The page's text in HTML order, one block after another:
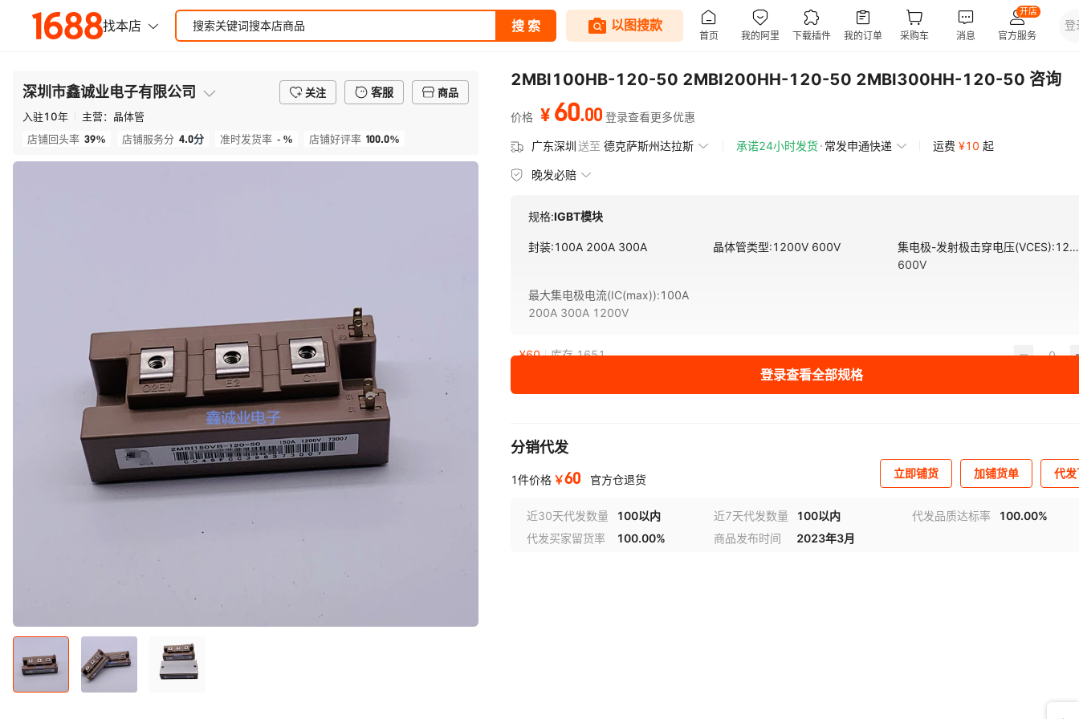
深圳市鑫诚业电子有限公司 关注 客服
商品
入驻10年 主营： 晶体管
店铺回头率 39% 店铺服务分 4.0分 准时发货率 - % 店铺好评率 100.0%
2MBI100HB-120-50 2MBI200HH-120-50 2MBI300HH-120-50 咨询
价格 ¥ 60.00 登录查看更多优惠
广东深圳送至 德克萨斯州达拉斯 承诺24小时发货 常发申通快递 运费 ¥10 起
晚发必赔
规格:IGBT模块
封装:100A 200A 300A 晶体管类型:1200V 600V 集电极-发射极击穿电压(VCES):
600V
最大集电极电流(IC(max)):100A
200A 300A 1200V
¥60 库存 1651
登录查看全部规格
分销代发
1件价格 ￥60 官方仓退货 立即铺货 加铺货单 代
近30天代发数量 100以内 近7天代发数量 100以内 代发品质达标率
100.00%
代发买家留货率
100.00% 商品发布时间 2023年3月